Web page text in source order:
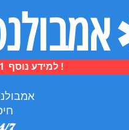
+ 972 (0) 48-101-101 למידע נוסף !